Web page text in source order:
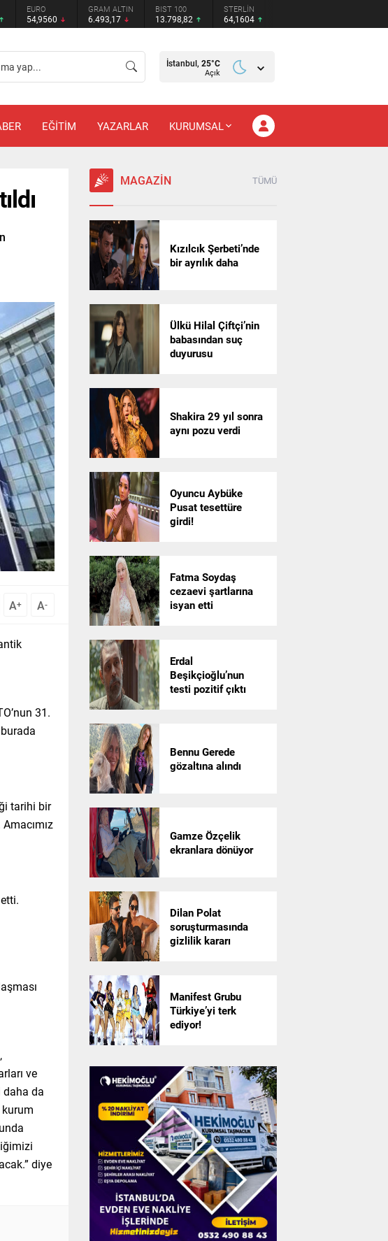
EURO
54,9560
GRAM ALTIN
6.493,17
BIST 100
13.798,82
STERLİN
64,1604
İstanbul, 25°C
Açık
EĞİTİM YAZARLAR KURUMSAL
A+ A-
31.
tarihi bir
ve
daha da
kurum
diye
MAGAZİN TÜMÜ
Kızılcık Şerbeti’nde
bir ayrılık daha
Ülkü Hilal Çiftçi’nin
babasından suç
duyurusu
Shakira 29 yıl sonra
aynı pozu verdi
Oyuncu Aybüke
Pusat tesettüre
girdi!
Fatma Soydaş
cezaevi şartlarına
isyan etti
Erdal
Beşikçioğlu’nun
testi pozitif çıktı
Bennu Gerede
gözaltına alındı
Gamze Özçelik
ekranlara dönüyor
Dilan Polat
soruşturmasında
gizlilik kararı
Manifest Grubu
Türkiye’yi terk
ediyor!